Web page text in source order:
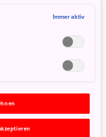
Immer aktiv